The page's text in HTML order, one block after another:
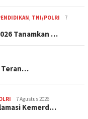
, TNI/POLRI
7
Tanamkan …
Teran…
7 Agustus 2026
Kemerd…